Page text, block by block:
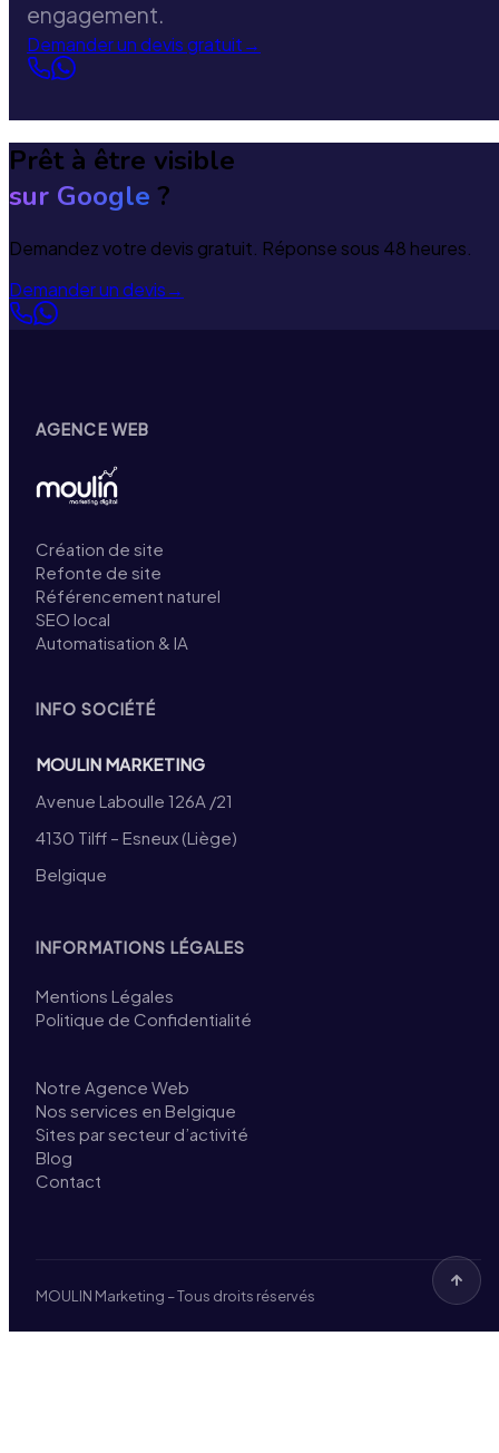
engagement.
Demander un devis gratuit→
Prêt à être visible
sur Google ?
Demandez votre devis gratuit. Réponse sous 48 heures.
Demander un devis→
AGENCE WEB
Création de site
Refonte de site
Référencement naturel
SEO local
Automatisation & IA
INFO SOCIÉTÉ
MOULIN MARKETING
Avenue Laboulle 126A /21
4130 Tilff – Esneux (Liège)
Belgique
INFORMATIONS LÉGALES
Mentions Légales
Politique de Confidentialité
Notre Agence Web
Nos services en Belgique
Sites par secteur d’activité
Blog
Contact
MOULIN Marketing – Tous droits réservés